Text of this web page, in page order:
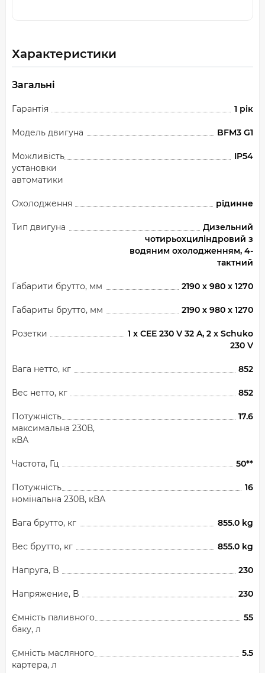
Характеристики
Загальні
Гарантія 1 рік
Модель двигуна BFM3 G1
Можливість
установки
автоматики
IP54
Охолодження рідинне
Тип двигуна
Дизельний
чотирьохциліндровий з
водяним охолодженням, 4-
тактний
Габарити брутто, мм 2190 х 980 х 1270
Габариты брутто, мм 2190 х 980 х 1270
Розетки
1 x CEE 230 V 32 A, 2 x Schuko
230 V
Вага нетто, кг 852
Вес нетто, кг 852
Потужність
максимальна 230В,
кВА
17.6
Частота, Гц 50**
Потужність
номінальна 230В, кВА
16
Вага брутто, кг 855.0 kg
Вес брутто, кг 855.0 kg
Напруга, B 230
Напряжение, B 230
Ємність паливного
баку, л
55
Ємність масляного
картера, л
5.5